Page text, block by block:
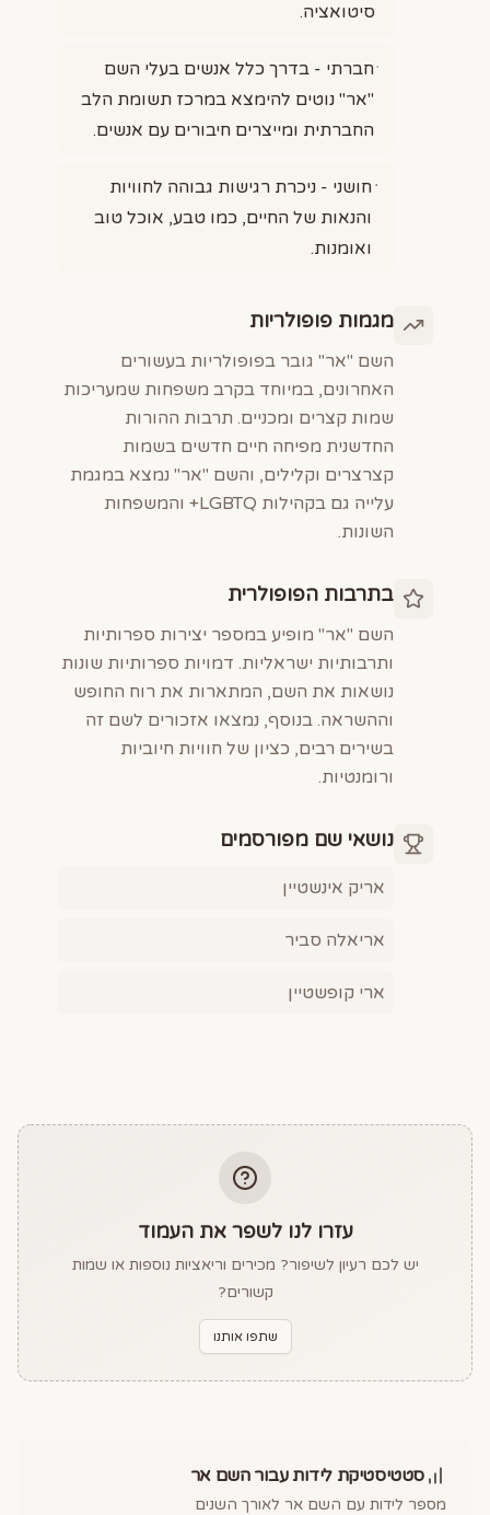
סיטואציה.
חברתי - בדרך כלל אנשים בעלי השם
"אר" נוטים להימצא במרכז תשומת הלב
החברתית ומייצרים חיבורים עם אנשים.
חושני - ניכרת רגישות גבוהה לחוויות
והנאות של החיים, כמו טבע, אוכל טוב
ואומנות.
מגמות פופולריות
השם "אר" גובר בפופולריות בעשורים
האחרונים, במיוחד בקרב משפחות שמעריכות
שמות קצרים ומכניים. תרבות ההורות
החדשנית מפיחה חיים חדשים בשמות
קצרצרים וקלילים, והשם "אר" נמצא במגמת
עלייה גם בקהילות LGBTQ+ והמשפחות
השונות.
בתרבות הפופולרית
השם "אר" מופיע במספר יצירות ספרותיות
ותרבותיות ישראליות. דמויות ספרותיות שונות
נושאות את השם, המתארות את רוח החופש
וההשראה. בנוסף, נמצאו אזכורים לשם זה
בשירים רבים, כציון של חוויות חיוביות
ורומנטיות.
נושאי שם מפורסמים
אריק אינשטיין
אריאלה סביר
ארי קופשטיין
עזרו לנו לשפר את העמוד
יש לכם רעיון לשיפור? מכירים וריאציות נוספות או שמות
קשורים?
שתפו אותנו
סטטיסטיקת לידות עבור השם אר
מספר לידות עם השם אר לאורך השנים